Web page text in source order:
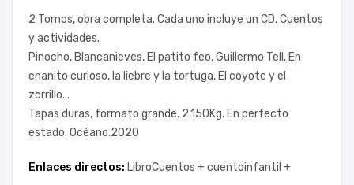
2 Tomos, obra completa. Cada uno incluye un CD. Cuentos
y actividades.
Pinocho, Blancanieves, El patito feo, Guillermo Tell, En
enanito curioso, la liebre y la tortuga, El coyote y el
zorrillo...
Tapas duras, formato grande. 2.150Kg. En perfecto
estado. Océano.2020
Enlaces directos: LibroCuentos +cuentoinfantil +